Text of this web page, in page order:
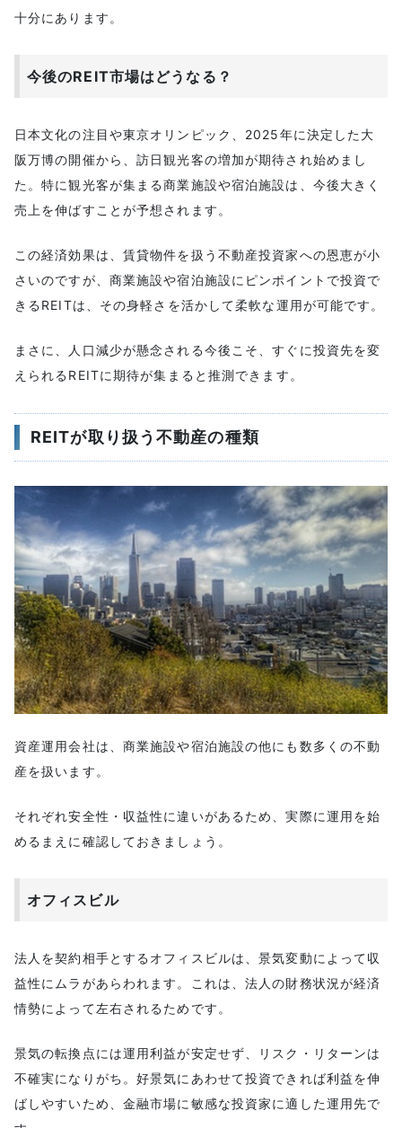
十分にあります。
今後のREIT市場はどうなる？
日本文化の注目や東京オリンピック、2025年に決定した大
阪万博の開催から、訪日観光客の増加が期待され始めまし
た。特に観光客が集まる商業施設や宿泊施設は、今後大きく
売上を伸ばすことが予想されます。
この経済効果は、賃貸物件を扱う不動産投資家への恩恵が小
さいのですが、商業施設や宿泊施設にピンポイントで投資で
きるREITは、その身軽さを活かして柔軟な運用が可能です。
まさに、人口減少が懸念される今後こそ、すぐに投資先を変
えられるREITに期待が集まると推測できます。
REITが取り扱う不動産の種類
資産運用会社は、商業施設や宿泊施設の他にも数多くの不動
産を扱います。
それぞれ安全性・収益性に違いがあるため、実際に運用を始
めるまえに確認しておきましょう。
オフィスビル
法人を契約相手とするオフィスビルは、景気変動によって収
益性にムラがあらわれます。これは、法人の財務状況が経済
情勢によって左右されるためです。
景気の転換点には運用利益が安定せず、リスク・リターンは
不確実になりがち。好景気にあわせて投資できれば利益を伸
ばしやすいため、金融市場に敏感な投資家に適した運用先で